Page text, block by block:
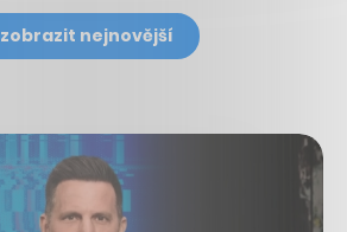
zobrazit nejnovější